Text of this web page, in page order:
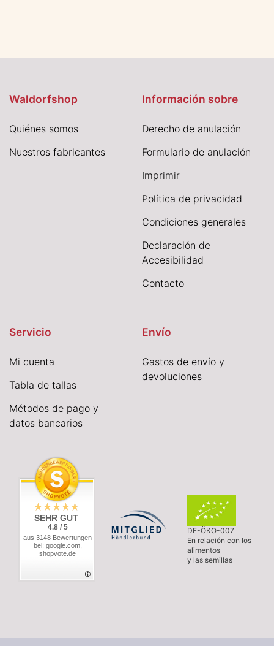
Waldorfshop
Quiénes somos
Nuestros fabricantes
Información sobre
Derecho de anulación
Formulario de anulación
Imprimir
Política de privacidad
Condiciones generales
Declaración de
Accesibilidad
Contacto
Servicio
Mi cuenta
Tabla de tallas
Métodos de pago y
datos bancarios
Envío
Gastos de envío y
devoluciones
SEHR GUT
4.8 / 5
aus 3148 Bewertungen
bei: google.com,
shopvote.de
DE-ÖKO-007
En relación con los
alimentos
y las semillas